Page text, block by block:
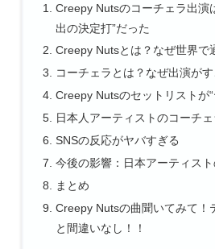
Creepy Nutsのコーチェラ出演
出の決定打”だった
Creepy Nutsとは？なぜ世界で
コーチェラとは？なぜ出演が
Creepy Nutsのセットリストが“
日本人アーティストのコーチ
SNSの反応がヤバすぎる
今後の影響：日本アーティス
まとめ
Creepy Nutsの曲聞いてみて！
と間違いなし！！